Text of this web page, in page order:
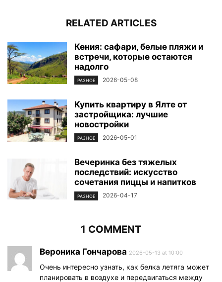
RELATED ARTICLES
Кения: сафари, белые пляжи и
встречи, которые остаются
надолго
РАЗНОЕ 2026-05-08
Купить квартиру в Ялте от
застройщика: лучшие
новостройки
РАЗНОЕ 2026-05-01
Вечеринка без тяжелых
последствий: искусство
сочетания пиццы и напитков
РАЗНОЕ 2026-04-17
1 COMMENT
Вероника Гончарова 2026-05-13 at 10:00
Очень интересно узнать, как белка летяга может
планировать в воздухе и передвигаться между